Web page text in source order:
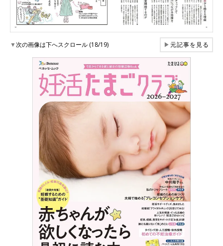
▼次の画像は下へスクロール (18/19) ▶元記事を見る